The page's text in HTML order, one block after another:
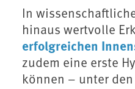
In
hinaus wertvolle
erfolgreichen
zudem eine erste
können – unter